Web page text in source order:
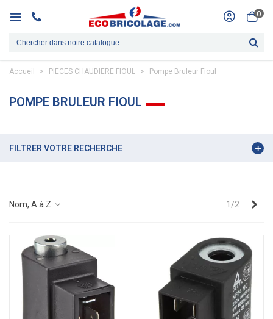
0
Accueil > PIECES CHAUDIERE FIOUL > Pompe Bruleur Fioul
POMPE BRULEUR FIOUL
FILTRER VOTRE RECHERCHE
Nom, A à Z 1/2